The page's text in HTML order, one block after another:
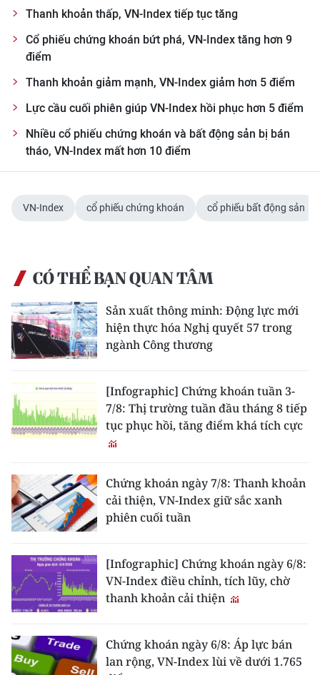
Thanh khoản thấp, VN-Index tiếp tục tăng
Cổ phiếu chứng khoán bứt phá, VN-Index tăng hơn 9
điểm
Thanh khoản giảm mạnh, VN-Index giảm hơn 5 điểm
Lực cầu cuối phiên giúp VN-Index hồi phục hơn 5 điểm
Nhiều cổ phiếu chứng khoán và bất động sản bị bán
tháo, VN-Index mất hơn 10 điểm
VN-Index cổ phiếu chứng khoán cổ phiếu bất động sản
CÓ THỂ BẠN QUAN TÂM
Sản xuất thông minh: Động lực mới
hiện thực hóa Nghị quyết 57 trong
ngành Công thương
[Infographic] Chứng khoán tuần 3-
7/8: Thị trường tuần đầu tháng 8 tiếp
tục phục hồi, tăng điểm khá tích cực
Chứng khoán ngày 7/8: Thanh khoản
cải thiện, VN-Index giữ sắc xanh
phiên cuối tuần
[Infographic] Chứng khoán ngày 6/8:
VN-Index điều chỉnh, tích lũy, chờ
thanh khoản cải thiện
Chứng khoán ngày 6/8: Áp lực bán
lan rộng, VN-Index lùi về dưới 1.765